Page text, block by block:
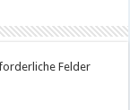
Felder